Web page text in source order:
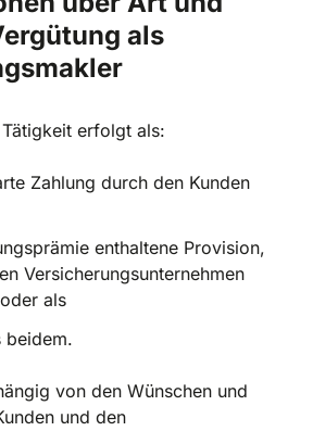
als
erfolgt als:
Zahlung durch den Kunden
enthaltene Provision,
Versicherungsunternehmen
als
beidem.
von den Wünschen und
und den